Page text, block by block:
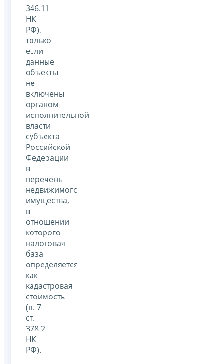
346.11
НК
РФ),
только
если
данные
объекты
не
включены
органом
исполнительной
власти
субъекта
Российской
Федерации
в
перечень
недвижимого
имущества,
в
отношении
которого
налоговая
база
определяется
как
кадастровая
стоимость
(п. 7
ст.
378.2
НК
РФ).